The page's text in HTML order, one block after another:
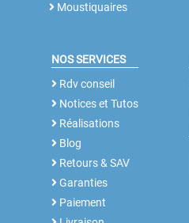
Moustiquaires
NOS SERVICES
Rdv conseil
Notices et Tutos
Réalisations
Blog
Retours & SAV
Garanties
Paiement